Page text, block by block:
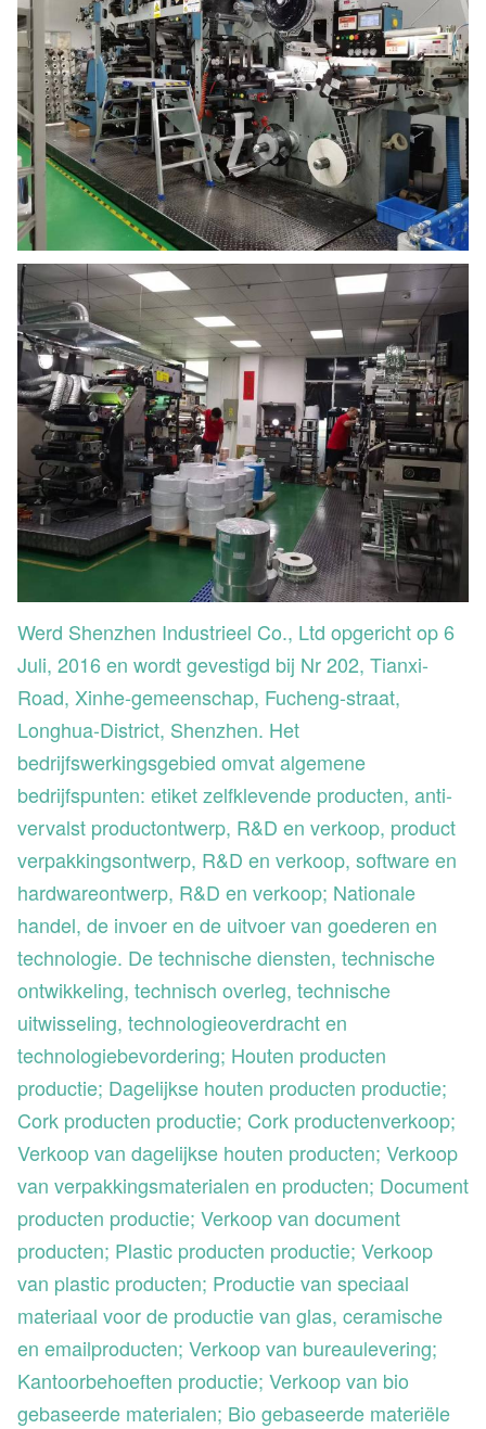
Werd Shenzhen Industrieel Co., Ltd opgericht op 6
Juli, 2016 en wordt gevestigd bij Nr 202, Tianxi-
Road, Xinhe-gemeenschap, Fucheng-straat,
Longhua-District, Shenzhen. Het
bedrijfswerkingsgebied omvat algemene
bedrijfspunten: etiket zelfklevende producten, anti-
vervalst productontwerp, R&D en verkoop, product
verpakkingsontwerp, R&D en verkoop, software en
hardwareontwerp, R&D en verkoop; Nationale
handel, de invoer en de uitvoer van goederen en
technologie. De technische diensten, technische
ontwikkeling, technisch overleg, technische
uitwisseling, technologieoverdracht en
technologiebevordering; Houten producten
productie; Dagelijkse houten producten productie;
Cork producten productie; Cork productenverkoop;
Verkoop van dagelijkse houten producten; Verkoop
van verpakkingsmaterialen en producten; Document
producten productie; Verkoop van document
producten; Plastic producten productie; Verkoop
van plastic producten; Productie van speciaal
materiaal voor de productie van glas, ceramische
en emailproducten; Verkoop van bureaulevering;
Kantoorbehoeften productie; Verkoop van bio
gebaseerde materialen; Bio gebaseerde materiële